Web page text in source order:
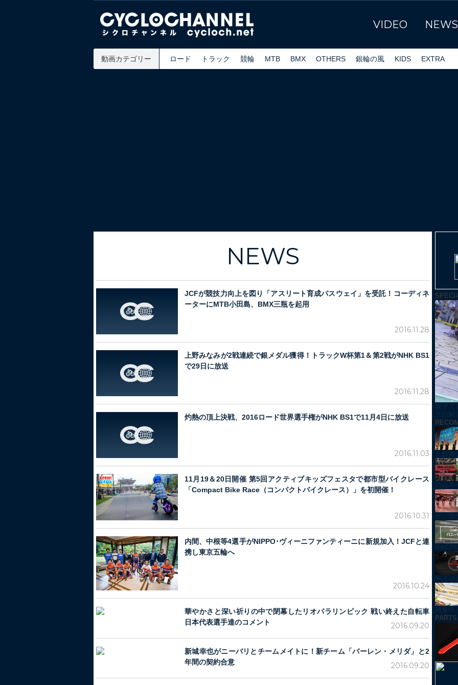
VIDEO NEWS
動画カテゴリー ロード トラック 競輪 MTB BMX OTHERS 銀輪の風 KIDS EXTRA
NEWS
JCFが競技力向上を図り「アスリート育成パスウェイ」を受託！コーディネ
ーターにMTB小田島、BMX三瓶を起用
2016.11.28
上野みなみが2戦連続で銀メダル獲得！トラックW杯第1＆第2戦がNHK BS1
で29日に放送
2016.11.28
灼熱の頂上決戦、2016ロード世界選手権がNHK BS1で11月4日に放送
2016.11.03
11月19＆20日開催 第5回アクティブキッズフェスタで都市型バイクレース
「Compact Bike Race（コンパクトバイクレース）」を初開催！
2016.10.31
内間、中根等4選手がNIPPO･ヴィーニファンティーニに新規加入！JCFと連
携し東京五輪へ
2016.10.24
華やかさと深い祈りの中で閉幕したリオパラリンピック 戦い終えた自転車
日本代表選手達のコメント
2016.09.20
新城幸也がニーバリとチームメイトに！新チーム「バーレン・メリダ」と2
年間の契約合意
2016.09.20
PARTS